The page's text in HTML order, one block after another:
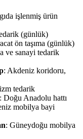
işlenmiş ürün
(günlük)
ön taşıma (günlük)
ve sanayi tedarik
: Akdeniz koridoru,
tedarik
: Doğu Anadolu hattı
mobilya bayi
: Güneydoğu mobilya